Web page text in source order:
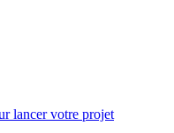
lancer votre projet